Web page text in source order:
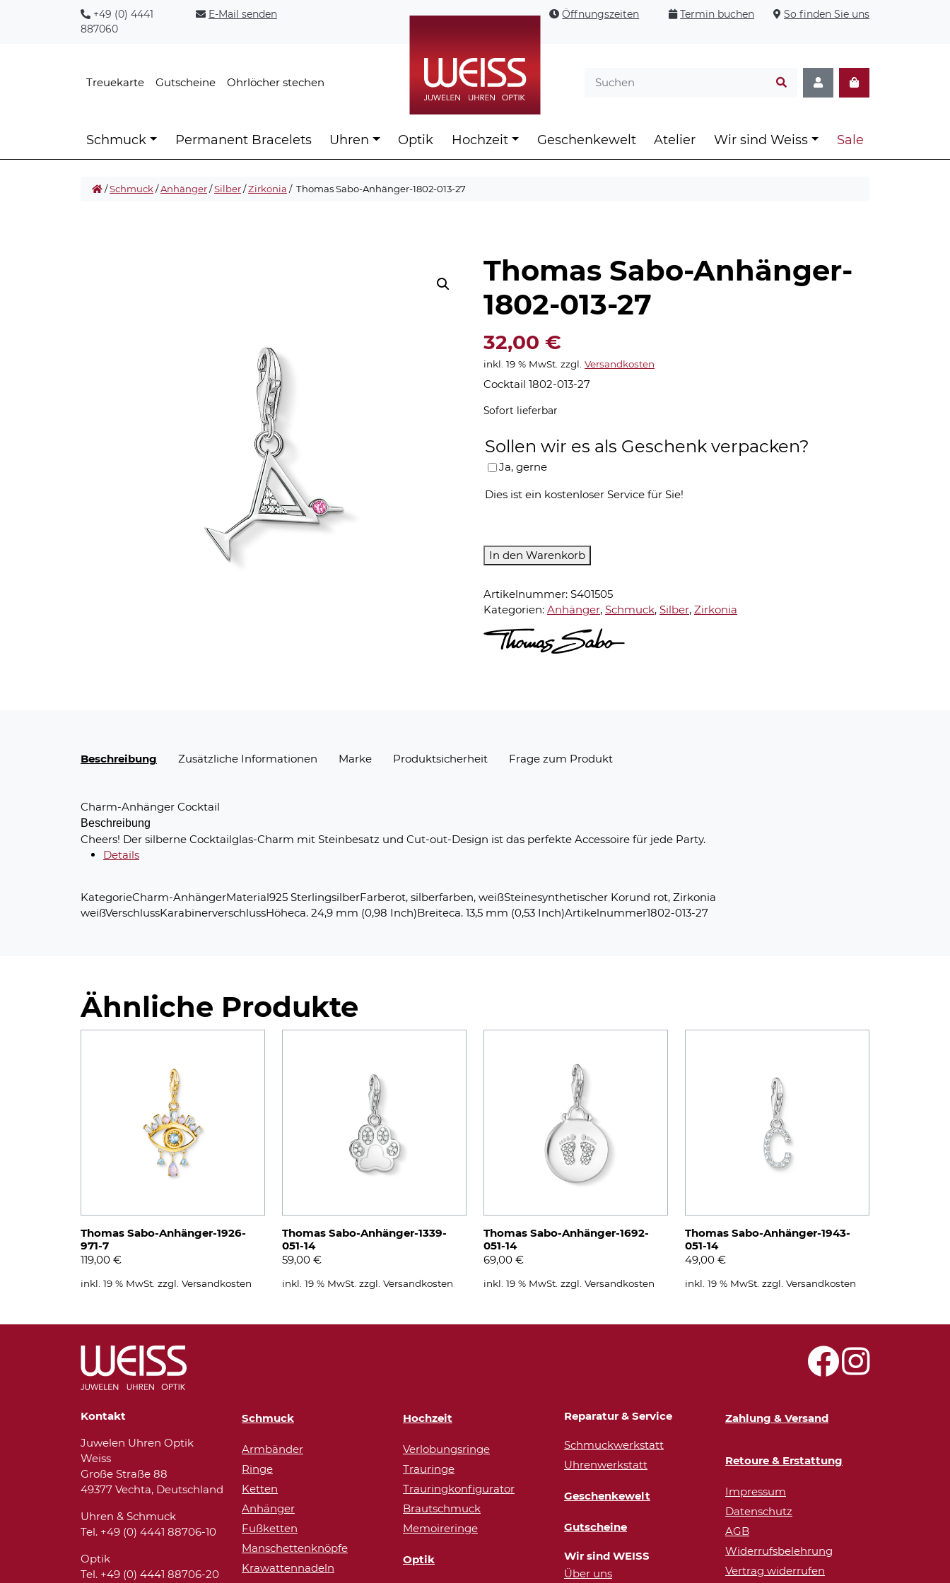
+49 (0) 4441
887060
E-Mail senden Öffnungszeiten Termin buchen So finden Sie uns
Treuekarte Gutscheine Ohrlöcher stechen
Schmuck Permanent Bracelets Uhren Optik Hochzeit Geschenkewelt Atelier Wir sind Weiss Sale
/Schmuck/Anhänger/Silber/Zirkonia / Thomas Sabo-Anhänger-1802-013-27
Thomas Sabo-Anhänger-
1802-013-27
32,00 €
inkl. 19 % MwSt. zzgl. Versandkosten
Cocktail 1802-013-27
Sofort lieferbar
Sollen wir es als Geschenk verpacken?
Ja, gerne
Dies ist ein kostenloser Service für Sie!
Thomas
Sabo-
1802-
013-
27
Menge
In den Warenkorb
Artikelnummer: S401505
Kategorien: Anhänger, Schmuck, Silber, Zirkonia
Beschreibung Zusätzliche Informationen Marke Produktsicherheit Frage zum Produkt
Charm-Anhänger Cocktail
Beschreibung
Cheers! Der silberne Cocktailglas-Charm mit Steinbesatz und Cut-out-Design ist das perfekte Accessoire für jede Party.
Details
KategorieCharm-AnhängerMaterial925 SterlingsilberFarberot, silberfarben, weißSteinesynthetischer Korund rot, Zirkonia
weißVerschlussKarabinerverschlussHöheca. 24,9 mm (0,98 Inch)Breiteca. 13,5 mm (0,53 Inch)Artikelnummer1802-013-27
Ähnliche Produkte
Thomas Sabo-Anhänger-1926-
971-7
119,00 €
inkl. 19 % MwSt. zzgl. Versandkosten
Thomas Sabo-Anhänger-1339-
051-14
59,00 €
inkl. 19 % MwSt. zzgl. Versandkosten
Thomas Sabo-Anhänger-1692-
051-14
69,00 €
inkl. 19 % MwSt. zzgl. Versandkosten
Thomas Sabo-Anhänger-1943-
051-14
49,00 €
inkl. 19 % MwSt. zzgl. Versandkosten
Kontakt
Juwelen Uhren Optik
Weiss
Große Straße 88
49377 Vechta, Deutschland
Uhren & Schmuck
Tel. +49 (0) 4441 88706-10
Optik
Tel. +49 (0) 4441 88706-20
Schmuck
Armbänder
Ringe
Ketten
Anhänger
Fußketten
Manschettenknöpfe
Krawattennadeln
Hochzeit
Verlobungsringe
Trauringe
Trauringkonfigurator
Brautschmuck
Memoireringe
Optik
Reparatur & Service
Schmuckwerkstatt
Uhrenwerkstatt
Geschenkewelt
Gutscheine
Wir sind WEISS
Über uns
Zahlung & Versand
Retoure & Erstattung
Impressum
Datenschutz
AGB
Widerrufsbelehrung
Vertrag widerrufen